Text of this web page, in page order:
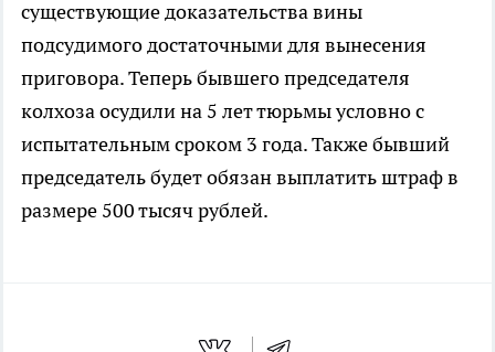
существующие доказательства вины
подсудимого достаточными для вынесения
приговора. Теперь бывшего председателя
колхоза осудили на 5 лет тюрьмы условно с
испытательным сроком 3 года. Также бывший
председатель будет обязан выплатить штраф в
размере 500 тысяч рублей.